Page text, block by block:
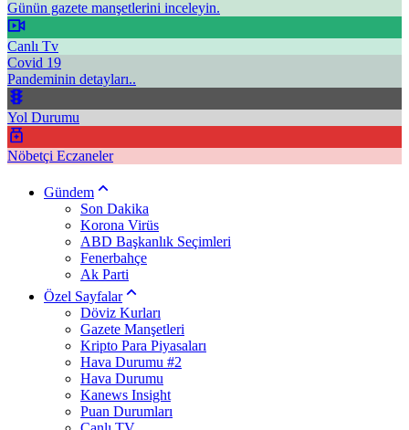
Günün gazete manşetlerini inceleyin.
Canlı Tv
Covid 19
Pandeminin detayları..
Yol Durumu
Nöbetçi Eczaneler
Gündem
Son Dakika
Korona Virüs
ABD Başkanlık Seçimleri
Fenerbahçe
Ak Parti
Özel Sayfalar
Döviz Kurları
Gazete Manşetleri
Kripto Para Piyasaları
Hava Durumu #2
Hava Durumu
Kanews Insight
Puan Durumları